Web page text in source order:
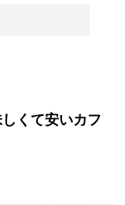
くて安いカフ